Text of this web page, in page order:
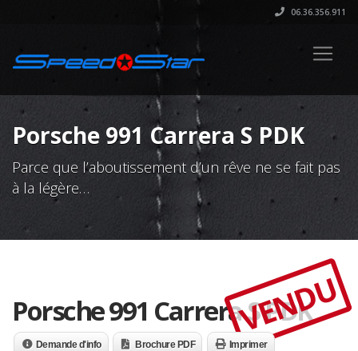
06.36.356.911
Porsche 991 Carrera S PDK
Parce que l’aboutissement d’un rêve ne se fait pas
à la légère…
Porsche 991 Carrera S PDK
VENDU
Demande d'info Brochure PDF Imprimer